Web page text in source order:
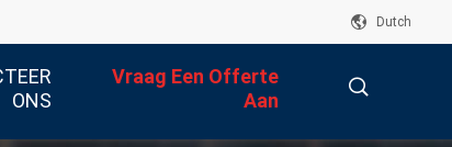
Dutch
ONS
Vraag Een Offerte
Aan